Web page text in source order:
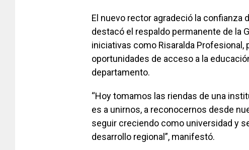
El nuevo rector agradeció la confianza
destacó el respaldo permanente de la
iniciativas como Risaralda Profesional,
oportunidades de acceso a la
departamento.
“Hoy tomamos las riendas de una
es a unirnos, a reconocernos desde
seguir creciendo como universidad y
desarrollo regional”, manifestó.